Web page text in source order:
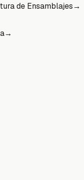
de Ensamblajes→
→